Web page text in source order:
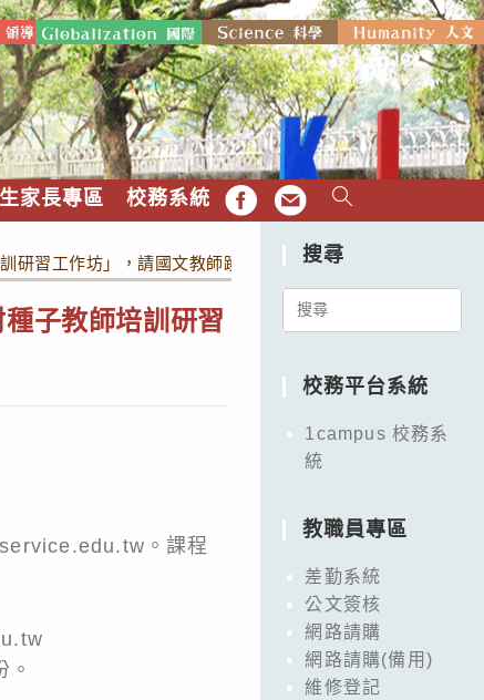
家長專區 校務系統 FB EMAIL
習工作坊」，請國文教師踴躍報名參加，詳如說明。
子教師培訓研習
。課程
搜尋
Search
校務平台系統
1campus 校務系
統
教職員專區
差勤系統
公文簽核
網路請購
網路請購(備用)
維修登記